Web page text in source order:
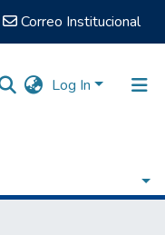
Correo Institucional
Log In